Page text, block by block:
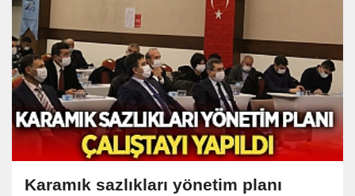
Karamık sazlıkları yönetim planı